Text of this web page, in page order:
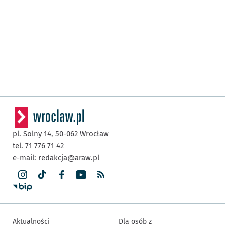
pl. Solny 14, 50-062 Wrocław
tel. 71 776 71 42
e-mail: redakcja@araw.pl
Aktualności Dla osób z